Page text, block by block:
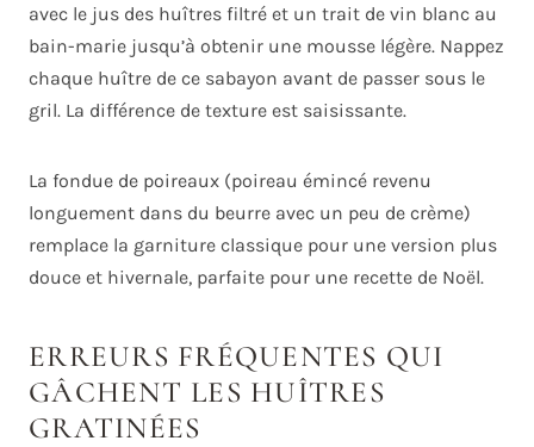
avec le jus des huîtres filtré et un trait de vin blanc au
bain-marie jusqu’à obtenir une mousse légère. Nappez
chaque huître de ce sabayon avant de passer sous le
gril. La différence de texture est saisissante.
La fondue de poireaux (poireau émincé revenu
longuement dans du beurre avec un peu de crème)
remplace la garniture classique pour une version plus
douce et hivernale, parfaite pour une recette de Noël.
ERREURS FRÉQUENTES QUI
GÂCHENT LES HUÎTRES
GRATINÉES